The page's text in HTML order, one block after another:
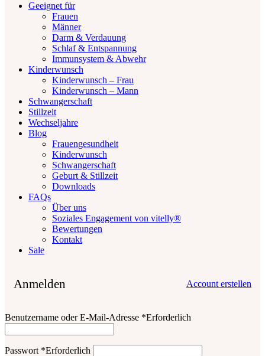
Geeignet für
Frauen
Männer
Darm & Verdauung
Schlaf & Entspannung
Immunsystem & Abwehr
Kinderwunsch
Kinderwunsch – Frau
Kinderwunsch – Mann
Schwangerschaft
Stillzeit
Wechseljahre
Blog
Frauengesundheit
Kinderwunsch
Schwangerschaft
Geburt & Stillzeit
Downloads
FAQs
Über uns
Soziales Engagement von vitelly®
Bewertungen
Kontakt
Sale
Anmelden Account erstellen
Benutzername oder E-Mail-Adresse *Erforderlich
Passwort *Erforderlich